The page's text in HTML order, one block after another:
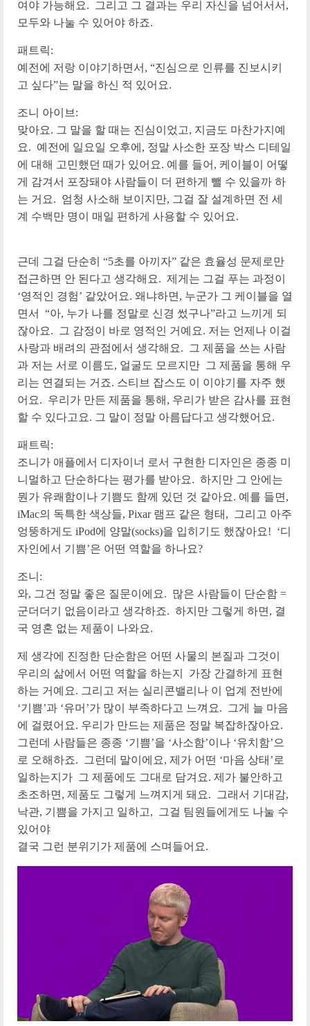
여야 가능해요. 그리고 그 결과는 우리 자신을 넘어서서,
모두와 나눌 수 있어야 하죠.
패트릭:
예전에 저랑 이야기하면서, “진심으로 인류를 진보시키
고 싶다”는 말을 하신 적 있어요.
조니 아이브:
맞아요. 그 말을 할 때는 진심이었고, 지금도 마찬가지예
요. 예전에 일요일 오후에, 정말 사소한 포장 박스 디테일
에 대해 고민했던 때가 있어요. 예를 들어, 케이블이 어떻
게 감겨서 포장돼야 사람들이 더 편하게 뺄 수 있을까 하
는 거요. 엄청 사소해 보이지만, 그걸 잘 설계하면 전 세
계 수백만 명이 매일 편하게 사용할 수 있어요.
근데 그걸 단순히 “5초를 아끼자” 같은 효율성 문제로만
접근하면 안 된다고 생각해요. 제게는 그걸 푸는 과정이
‘영적인 경험’ 같았어요. 왜냐하면, 누군가 그 케이블을 열
면서 “아, 누가 나를 정말로 신경 썼구나”라고 느끼게 되
잖아요. 그 감정이 바로 영적인 거예요. 저는 언제나 이걸
사랑과 배려의 관점에서 생각해요. 그 제품을 쓰는 사람
과 저는 서로 이름도, 얼굴도 모르지만 그 제품을 통해 우
리는 연결되는 거죠. 스티브 잡스도 이 이야기를 자주 했
어요. 우리가 만든 제품을 통해, 우리가 받은 감사를 표현
할 수 있다고요. 그 말이 정말 아름답다고 생각했어요.
패트릭:
조니가 애플에서 디자이너 로서 구현한 디자인은 종종 미
니멀하고 단순하다는 평가를 받아요. 하지만 그 안에는
뭔가 유쾌함이나 기쁨도 함께 있던 것 같아요. 예를 들면,
iMac의 독특한 색상들, Pixar 램프 같은 형태, 그리고 아주
엉뚱하게도 iPod에 양말(socks)을 입히기도 했잖아요! ‘디
자인에서 기쁨’은 어떤 역할을 하나요?
조니:
와, 그건 정말 좋은 질문이에요. 많은 사람들이 단순함 =
군더더기 없음이라고 생각하죠. 하지만 그렇게 하면, 결
국 영혼 없는 제품이 나와요.
제 생각에 진정한 단순함은 어떤 사물의 본질과 그것이
우리의 삶에서 어떤 역할을 하는지 가장 간결하게 표현
하는 거예요. 그리고 저는 실리콘밸리나 이 업계 전반에
‘기쁨’과 ‘유머’가 많이 부족하다고 느껴요. 그게 늘 마음
에 걸렸어요. 우리가 만드는 제품은 정말 복잡하잖아요.
그런데 사람들은 종종 ‘기쁨’을 ‘사소함’이나 ‘유치함’으
로 오해하죠. 그런데 말이에요, 제가 어떤 ‘마음 상태’로
일하는지가 그 제품에도 그대로 담겨요. 제가 불안하고
초조하면, 제품도 그렇게 느껴지게 돼요. 그래서 기대감,
낙관, 기쁨을 가지고 일하고, 그걸 팀원들에게도 나눌 수
있어야
결국 그런 분위기가 제품에 스며들어요.